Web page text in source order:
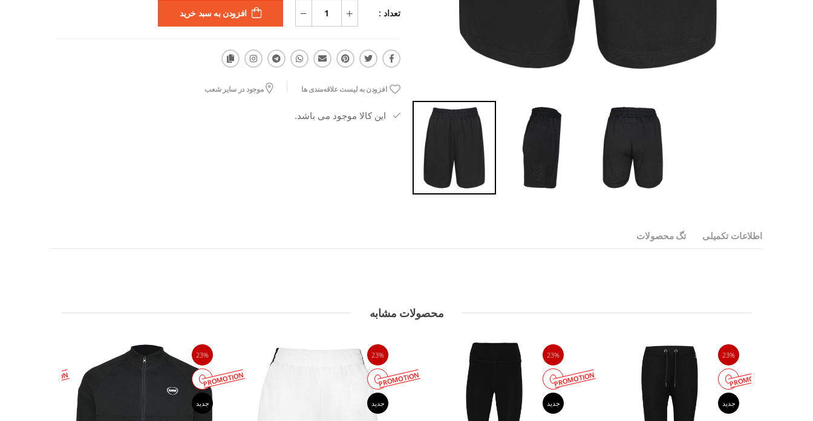
تعداد : افزودن به سبد خرید
افزودن به لیست علاقه‌مندی ها موجود در سایر شعب
این کالا موجود می باشد.
اطلاعات تکمیلی تگ محصولات
محصولات مشابه
23%
PROMOTION
جدید
23%
PROMOTION
جدید
23%
PROMOTION
جدید
23%
PROMOTION
جدید
PROMOTION